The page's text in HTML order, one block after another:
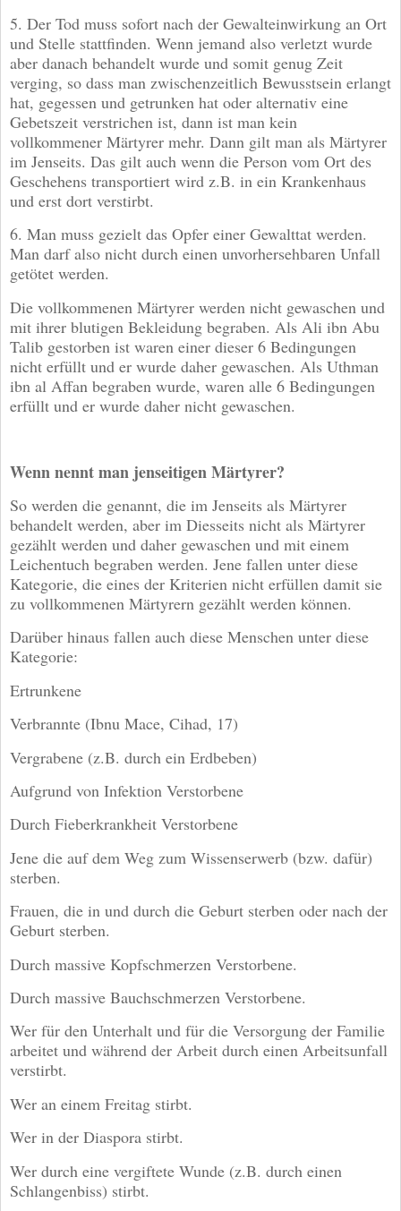
5. Der Tod muss sofort nach der Gewalteinwirkung an Ort
und Stelle stattfinden. Wenn jemand also verletzt wurde
aber danach behandelt wurde und somit genug Zeit
verging, so dass man zwischenzeitlich Bewusstsein erlangt
hat, gegessen und getrunken hat oder alternativ eine
Gebetszeit verstrichen ist, dann ist man kein
vollkommener Märtyrer mehr. Dann gilt man als Märtyrer
im Jenseits. Das gilt auch wenn die Person vom Ort des
Geschehens transportiert wird z.B. in ein Krankenhaus
und erst dort verstirbt.
6. Man muss gezielt das Opfer einer Gewalttat werden.
Man darf also nicht durch einen unvorhersehbaren Unfall
getötet werden.
Die vollkommenen Märtyrer werden nicht gewaschen und
mit ihrer blutigen Bekleidung begraben. Als Ali ibn Abu
Talib gestorben ist waren einer dieser 6 Bedingungen
nicht erfüllt und er wurde daher gewaschen. Als Uthman
ibn al Affan begraben wurde, waren alle 6 Bedingungen
erfüllt und er wurde daher nicht gewaschen.
Wenn nennt man jenseitigen Märtyrer?
So werden die genannt, die im Jenseits als Märtyrer
behandelt werden, aber im Diesseits nicht als Märtyrer
gezählt werden und daher gewaschen und mit einem
Leichentuch begraben werden. Jene fallen unter diese
Kategorie, die eines der Kriterien nicht erfüllen damit sie
zu vollkommenen Märtyrern gezählt werden können.
Darüber hinaus fallen auch diese Menschen unter diese
Kategorie:
Ertrunkene
Verbrannte (Ibnu Mace, Cihad, 17)
Vergrabene (z.B. durch ein Erdbeben)
Aufgrund von Infektion Verstorbene
Durch Fieberkrankheit Verstorbene
Jene die auf dem Weg zum Wissenserwerb (bzw. dafür)
sterben.
Frauen, die in und durch die Geburt sterben oder nach der
Geburt sterben.
Durch massive Kopfschmerzen Verstorbene.
Durch massive Bauchschmerzen Verstorbene.
Wer für den Unterhalt und für die Versorgung der Familie
arbeitet und während der Arbeit durch einen Arbeitsunfall
verstirbt.
Wer an einem Freitag stirbt.
Wer in der Diaspora stirbt.
Wer durch eine vergiftete Wunde (z.B. durch einen
Schlangenbiss) stirbt.